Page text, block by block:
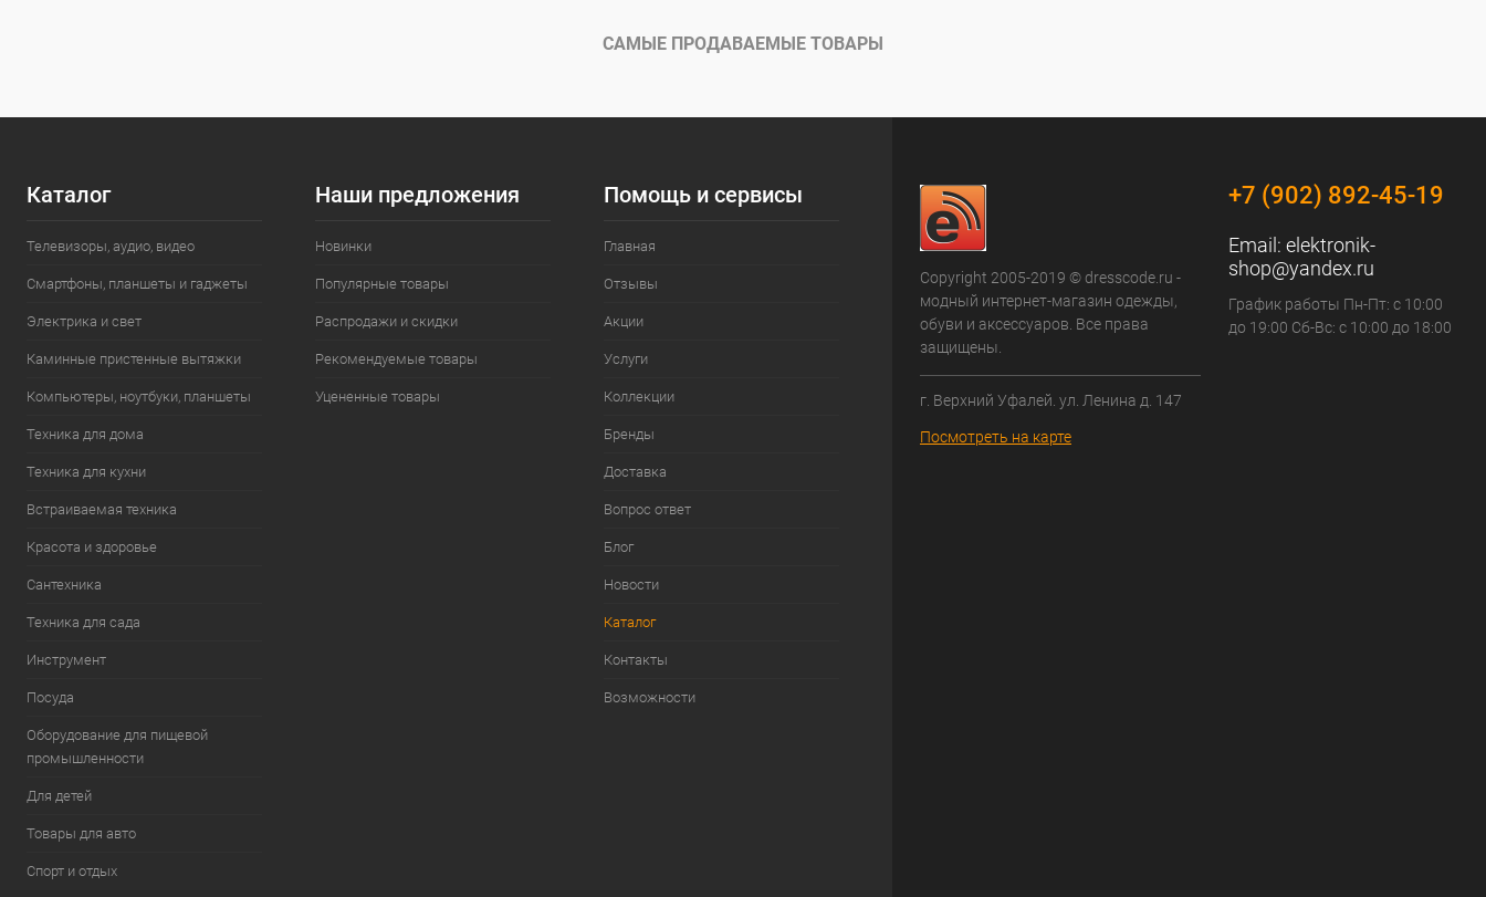
САМЫЕ ПРОДАВАЕМЫЕ ТОВАРЫ
Каталог
Телевизоры, аудио, видео
Смартфоны, планшеты и гаджеты
Электрика и свет
Каминные пристенные вытяжки
Компьютеры, ноутбуки, планшеты
Техника для дома
Техника для кухни
Встраиваемая техника
Красота и здоровье
Сантехника
Техника для сада
Инструмент
Посуда
Оборудование для пищевой
промышленности
Для детей
Товары для авто
Спорт и отдых
Наши предложения
Новинки
Популярные товары
Распродажи и скидки
Рекомендуемые товары
Уцененные товары
Помощь и сервисы
Главная
Отзывы
Акции
Услуги
Коллекции
Бренды
Доставка
Вопрос ответ
Блог
Новости
Каталог
Контакты
Возможности
Copyright 2005-2019 © dresscode.ru -
модный интернет-магазин одежды,
обуви и аксессуаров. Все права
защищены.
г. Верхний Уфалей. ул. Ленина д. 147
Посмотреть на карте
+7 (902) 892-45-19
Email: elektronik-
shop@yandex.ru
График работы Пн-Пт: с 10:00
до 19:00 Сб-Вс: с 10:00 до 18:00